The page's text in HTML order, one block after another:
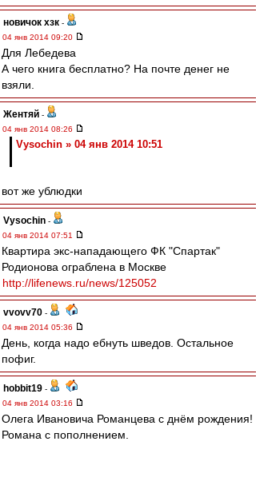
новичок хзк -
04 янв 2014 09:20
Для Лебедева
А чего книга бесплатно? На почте денег не
взяли.
Жентяй -
04 янв 2014 08:26
Vysochin » 04 янв 2014 10:51
вот же ублюдки
Vysochin -
04 янв 2014 07:51
Квартира экс-нападающего ФК "Спартак"
Родионова ограблена в Москве
http://lifenews.ru/news/125052
vvovv70 -
04 янв 2014 05:36
День, когда надо ебнуть шведов. Остальное
пофиг.
hobbit19 -
04 янв 2014 03:16
Олега Ивановича Романцева с днём рождения!
Романа с пополнением.